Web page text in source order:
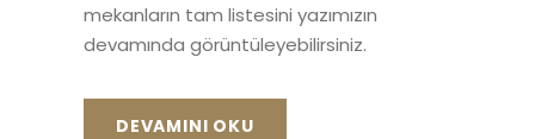
mekanların tam listesini yazımızın
devamında görüntüleyebilirsiniz.
DEVAMINI OKU